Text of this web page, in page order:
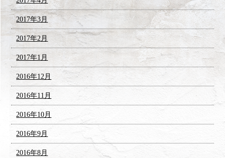
2017年3月
2017年2月
2017年1月
2016年12月
2016年11月
2016年10月
2016年9月
2016年8月